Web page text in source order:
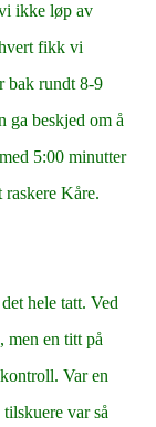
ikke løp av
fikk vi
bak rundt 8-9
ga beskjed om å
5:00 minutter
Kåre.
hele tatt. Ved
men en titt på
Var en
var så